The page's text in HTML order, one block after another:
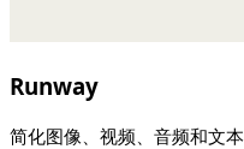
Runway
简化图像、视频、音频和文